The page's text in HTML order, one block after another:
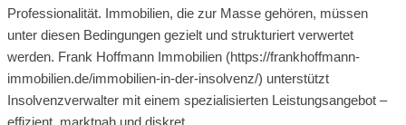
Professionalität. Immobilien, die zur Masse gehören, müssen
unter diesen Bedingungen gezielt und strukturiert verwertet
werden. Frank Hoffmann Immobilien (https://frankhoffmann-
immobilien.de/immobilien-in-der-insolvenz/) unterstützt
Insolvenzverwalter mit einem spezialisierten Leistungsangebot –
effizient, marktnah und diskret.